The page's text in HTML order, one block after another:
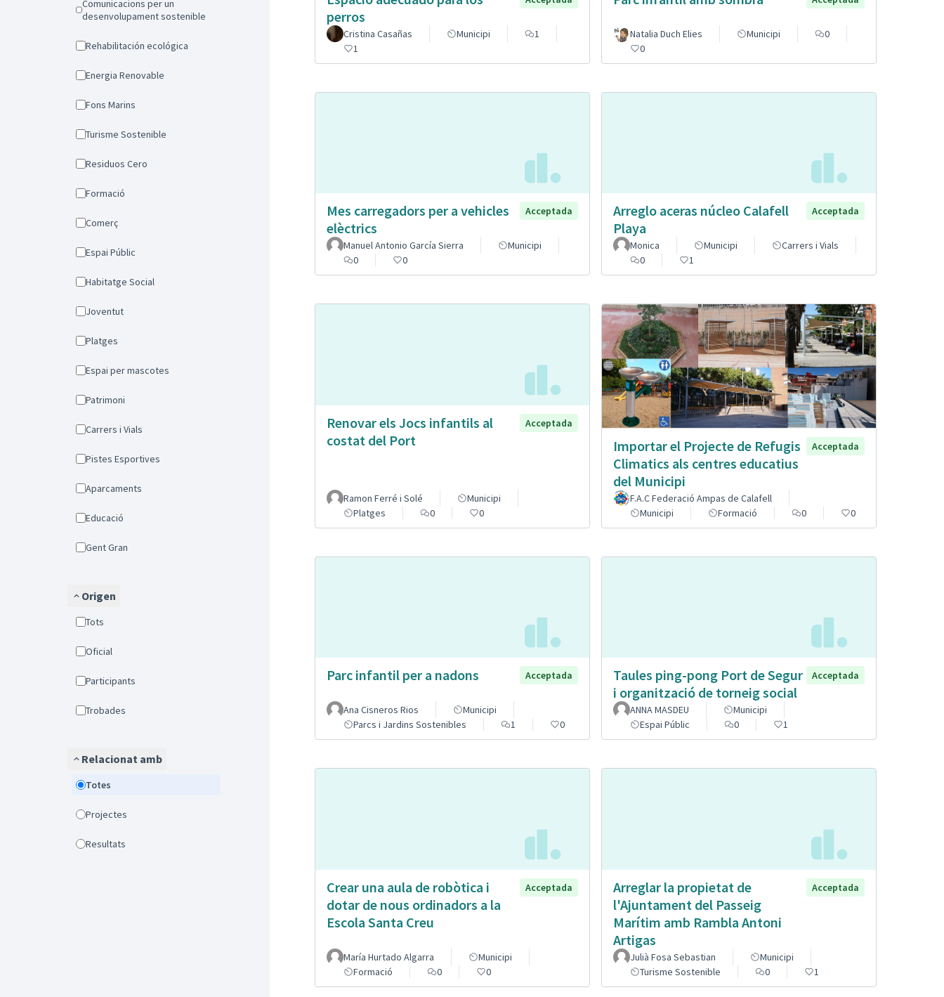
Comunicacions per un
desenvolupament sostenible
Rehabilitación ecológica
Energia Renovable
Fons Marins
Turisme Sostenible
Residuos Cero
Formació
Comerç
Espai Públic
Habitatge Social
Joventut
Platges
Espai per mascotes
Patrimoni
Carrers i Vials
Pistes Esportives
Aparcaments
Educació
Gent Gran
Origen
Tots
Oficial
Participants
Trobades
Relacionat amb
Totes
Projectes
Resultats
perros
Cristina Casañas Municipi
1
1
Natalia Duch Elies Municipi
0
0
Mes carregadors per a vehicles
elèctrics
Acceptada
Manuel Antonio García Sierra
Municipi
0
0
Arreglo aceras núcleo Calafell
Playa
Acceptada
Monica Municipi
Carrers i Vials
0
1
Renovar els Jocs infantils al
costat del Port
Acceptada
Ramon Ferré i Solé
Municipi
Platges
0 0
Importar el Projecte de Refugis
Climatics als centres educatius
del Municipi
Acceptada
F.A.C Federació Ampas de Calafell
Municipi
Formació 0 0
Parc infantil per a nadons Acceptada
Ana Cisneros Rios
Municipi
Parcs i Jardins Sostenibles
1 0
Taules ping-pong Port de Segur
i organització de torneig social
Acceptada
ANNA MASDEU
Municipi
Espai Públic
0 1
Crear una aula de robòtica i
dotar de nous ordinadors a la
Escola Santa Creu
Acceptada
María Hurtado Algarra
Municipi
Formació
0 0
Arreglar la propietat de
l'Ajuntament del Passeig
Marítim amb Rambla Antoni
Artigas
Acceptada
Julià Fosa Sebastian
Municipi
Turisme Sostenible
0 1